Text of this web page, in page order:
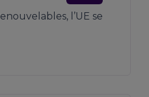
l’UE se